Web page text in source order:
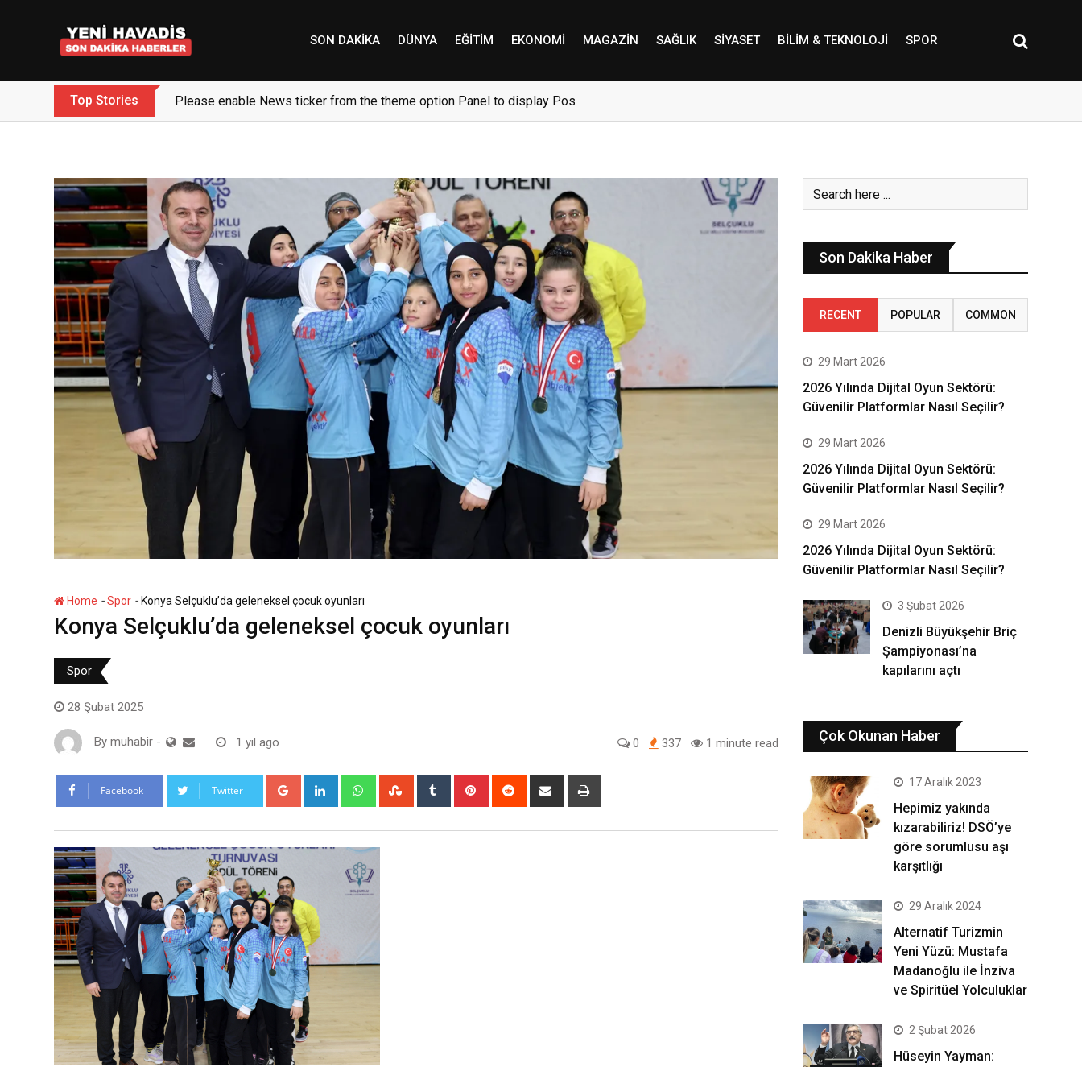
SON DAKIKA DÜNYA EĞITIM EKONOMI MAGAZIN SAĞLIK SIYASET BILIM & TEKNOLOJI SPOR
Top Stories Please enable News ticker from the theme option Panel to display Post
Home -Spor -Konya Selçuklu’da geleneksel çocuk oyunları
Konya Selçuklu’da geleneksel çocuk oyunları
Spor
28 Şubat 2025
By muhabir - 1 yıl ago 0 337 1 minute read
Facebook Twitter Google+ LinkedIn WhatsappStumbleUpon
Tumblr Pinterest Reddit
Share
Son Dakika Haber
RECENT POPULAR COMMON
29 Mart 2026
2026 Yılında Dijital Oyun Sektörü:
Güvenilir Platformlar Nasıl Seçilir?
29 Mart 2026
2026 Yılında Dijital Oyun Sektörü:
Güvenilir Platformlar Nasıl Seçilir?
29 Mart 2026
2026 Yılında Dijital Oyun Sektörü:
Güvenilir Platformlar Nasıl Seçilir?
3 Şubat 2026
Denizli Büyükşehir Briç
Şampiyonası’na
kapılarını açtı
Çok Okunan Haber
17 Aralık 2023
Hepimiz yakında
kızarabiliriz! DSÖ’ye
göre sorumlusu aşı
karşıtlığı
29 Aralık 2024
Alternatif Turizmin
Yeni Yüzü: Mustafa
Madanoğlu ile İnziva
ve Spiritüel Yolculuklar
2 Şubat 2026
Hüseyin Yayman: